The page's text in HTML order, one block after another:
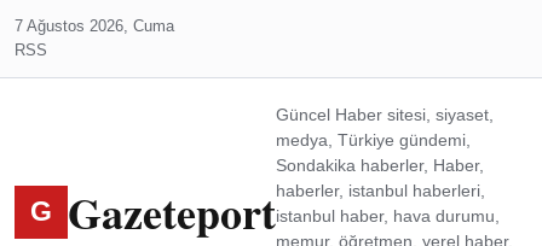
7 Ağustos 2026, Cuma
RSS
G Gazeteport
Güncel Haber sitesi, siyaset,
medya, Türkiye gündemi,
Sondakika haberler, Haber,
haberler, istanbul haberleri,
istanbul haber, hava durumu,
memur, öğretmen, yerel haber,